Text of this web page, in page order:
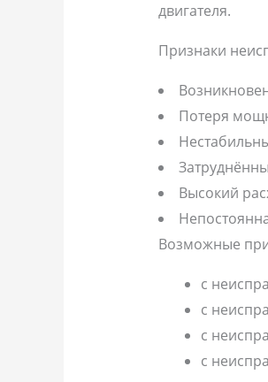
двигателя.
Признаки
Потеря
Высокий
Возможные
с
с
с
с